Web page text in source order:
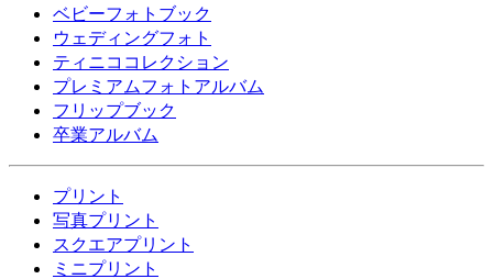
ベビーフォトブック
ウェディングフォト
ティニココレクション
プレミアムフォトアルバム
フリップブック
卒業アルバム
プリント
写真プリント
スクエアプリント
ミニプリント